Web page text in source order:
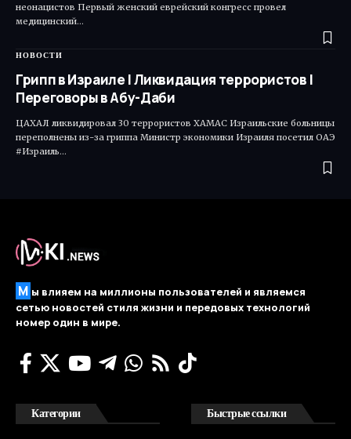
неонацистов Первый женский еврейский конгресс провел
медицинский…
НОВОСТИ
Грипп в Израиле | Ликвидация террористов |
Переговоры в Абу-Даби
ЦАХАЛ ликвидировал 30 террористов ХАМАС Израильские больницы
переполнены из-за гриппа Министр экономики Израиля посетил ОАЭ
#Израиль…
М ы влияем на миллионы пользователей и являемся
сетью новостей стиля жизни и передовых технологий
номер один в мире.
Категории Быстрые ссылки